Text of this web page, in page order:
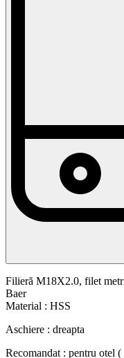
Filieră M18X2.0, filet
Baer
Material : HSS
Aschiere : dreapta
Recomandat : pentru otel